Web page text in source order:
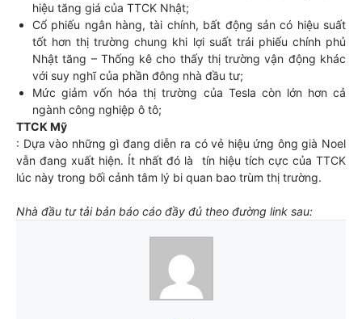
hiệu tăng giá của TTCK Nhật;
Cổ phiếu ngân hàng, tài chính, bất động sản có hiệu suất
tốt hơn thị trường chung khi lợi suất trái phiếu chính phủ
Nhật tăng – Thống kê cho thấy thị trường vận động khác
với suy nghĩ của phần đông nhà đầu tư;
Mức giảm vốn hóa thị trường của Tesla còn lớn hơn cả
ngành công nghiệp ô tô;
TTCK Mỹ
: Dựa vào những gì đang diễn ra có vẻ hiệu ứng ông già Noel
vẫn đang xuất hiện. Ít nhất đó là tín hiệu tích cực của TTCK
lúc này trong bối cảnh tâm lý bi quan bao trùm thị trường.
Nhà đầu tư tải bản báo cáo đầy đủ theo đường link sau: